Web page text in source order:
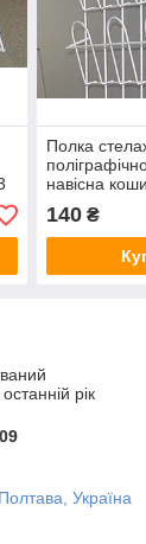
Полка
навісна
140₴
рік
Україна